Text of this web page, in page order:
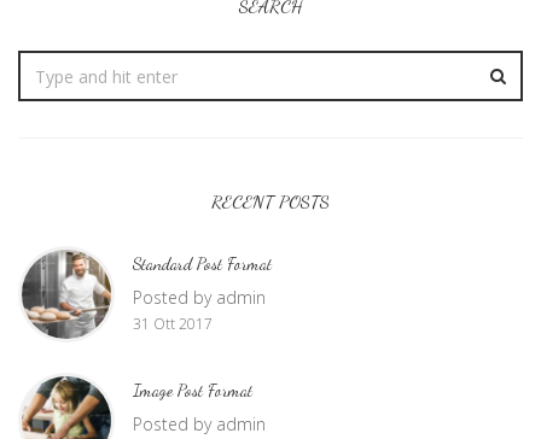
SEARCH
RECENT POSTS
Standard Post Format
Posted by admin
31 Ott 2017
Image Post Format
Posted by admin